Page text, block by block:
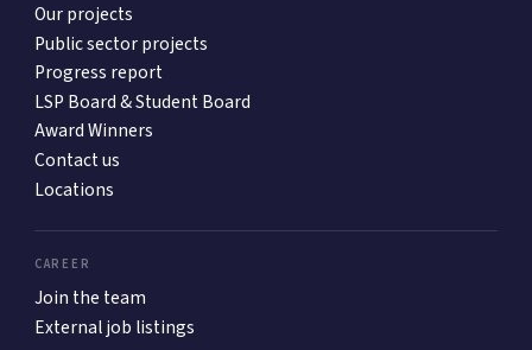
Our projects
Public sector projects
Progress report
LSP Board & Student Board
Award Winners
Contact us
Locations
CAREER
Join the team
External job listings